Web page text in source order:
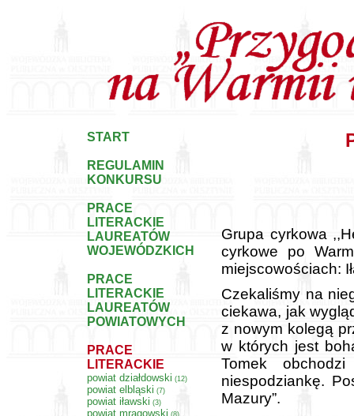
START
REGULAMIN
KONKURSU
PRACE
LITERACKIE
LAUREATÓW
WOJEWÓDZKICH
PRACE
LITERACKIE
LAUREATÓW
POWIATOWYCH
PRACE
LITERACKIE
powiat działdowski (12)
powiat elbląski (7)
powiat iławski (3)
powiat mrągowski (8)
Grupa cyrkowa
cyrkowe po
miejscowościach:
Czekaliśmy na
ciekawa, jak
z nowym kolegą
w których jest
Tomek
niespodziankę.
Mazury”.